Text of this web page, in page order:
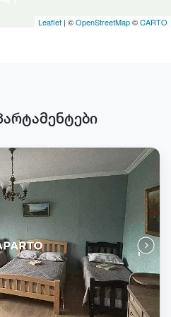
Leaflet | ©OpenStreetMap©CARTO